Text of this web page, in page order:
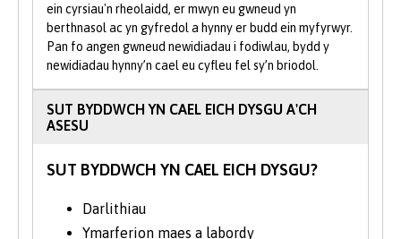
phroject ymchwil sylweddol, yn mynd i'r
afael â chwestiwn cymhleth yn y maes
bioleg môr neu eigioneg, ac yn cyfrannu
canfyddiadau gwreiddiol i'r maes hwnnw.
cynnwys astudiaethau uwch mewn
ar flaen y gad o ran y ddisgyblaeth.
ein cyrsiau'n rheolaidd, er mwyn eu gwneud yn
berthnasol ac yn gyfredol a hynny er budd ein myfyrwyr.
Pan fo angen gwneud newidiadau i fodiwlau, bydd y
newidiadau hynny’n cael eu cyfleu fel sy’n briodol.
SUT BYDDWCH YN CAEL EICH DYSGU A'CH
ASESU
SUT BYDDWCH YN CAEL EICH DYSGU?
Darlithiau
Ymarferion maes a labordy